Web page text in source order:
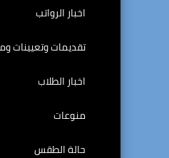
اخبار الرواتب
تقديمات وتعيينات
اخبار الطلاب
منوعات
حالة الطقس